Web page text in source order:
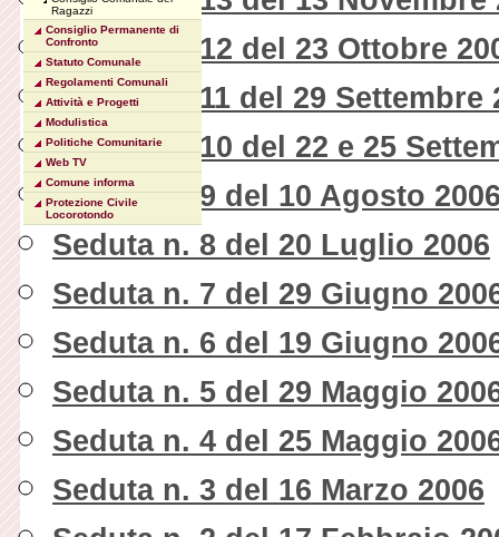
Seduta n. 12 del 23 Ottobre
Seduta n. 11 del 29 Settembre
Seduta n. 10 del 22 e 25
Seduta n. 9 del 10 Agosto
Seduta n. 8 del 20 Luglio 2006
Seduta n. 7 del 29 Giugno
Seduta n. 6 del 19 Giugno
Seduta n. 5 del 29 Maggio
Seduta n. 4 del 25 Maggio
Seduta n. 3 del 16 Marzo 2006
Ragazzi
Consiglio Permanente di
Confronto
Statuto Comunale
Regolamenti Comunali
Attività e Progetti
Modulistica
Politiche Comunitarie
Web TV
Comune informa
Protezione Civile
Locorotondo